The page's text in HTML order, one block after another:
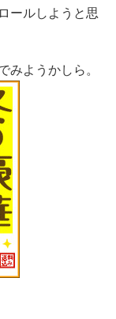
ールしようと思
ようかしら。